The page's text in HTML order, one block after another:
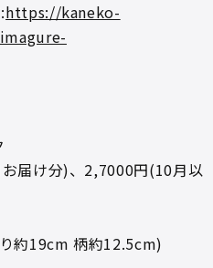
https://kaneko-
届け分)、2,7000円(10月以
約19cm 柄約12.5cm)